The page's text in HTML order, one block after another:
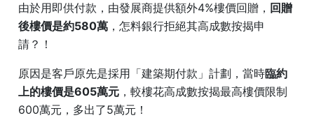
由於用即供付款，由發展商提供額外4%樓價回贈， 回贈
後樓價是約580萬 ，怎料銀行拒絕其高成數按揭申
請？！
原因是客戶原先是採用「建築期付款」計劃，當時臨約
上的樓價是605萬元 ，較樓花高成數按揭最高樓價限制
600萬元，多出了5萬元！